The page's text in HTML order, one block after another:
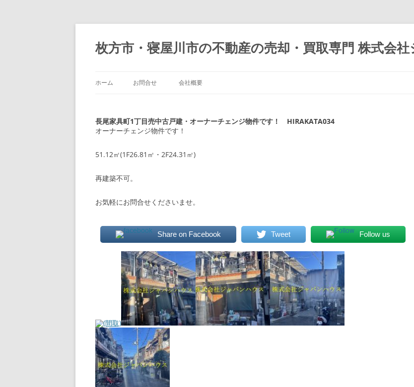
枚方市・寝屋川市の不動産の売却・買取専門 株式会
キ
ホーム お問合せ 会社概要
長尾家具町1丁目売中古戸建・オーナーチェンジ物件です！ HIRAKATA034
オーナーチェンジ物件です！
51.12㎡(1F26.81㎡・2F24.31㎡)
再建築不可。
お気軽にお問合せくださいませ。
Share on Facebook Tweet Follow us